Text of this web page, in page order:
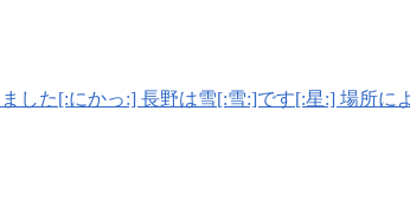
した[:にかっ:] 長野は雪[:雪:]です[:星:] 場所